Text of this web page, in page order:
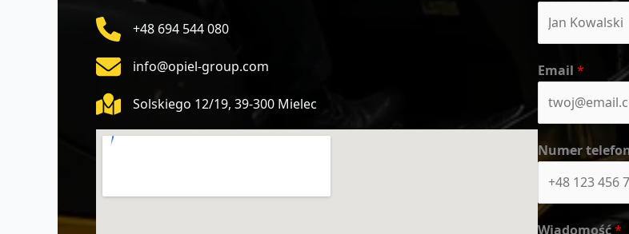
+48 694 544 080
info@opiel-group.com
Solskiego 12/19, 39-300 Mielec
Email *
Numer
Wiadomość*